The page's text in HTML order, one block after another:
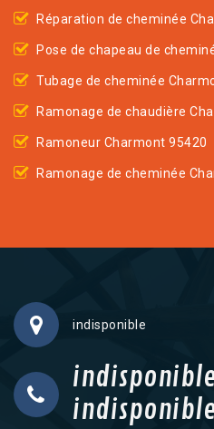
Réparation de cheminée
Pose de chapeau de
Tubage de cheminée
Ramonage de chaudière
Ramoneur Charmont 95420
Ramonage de cheminée
indisponible